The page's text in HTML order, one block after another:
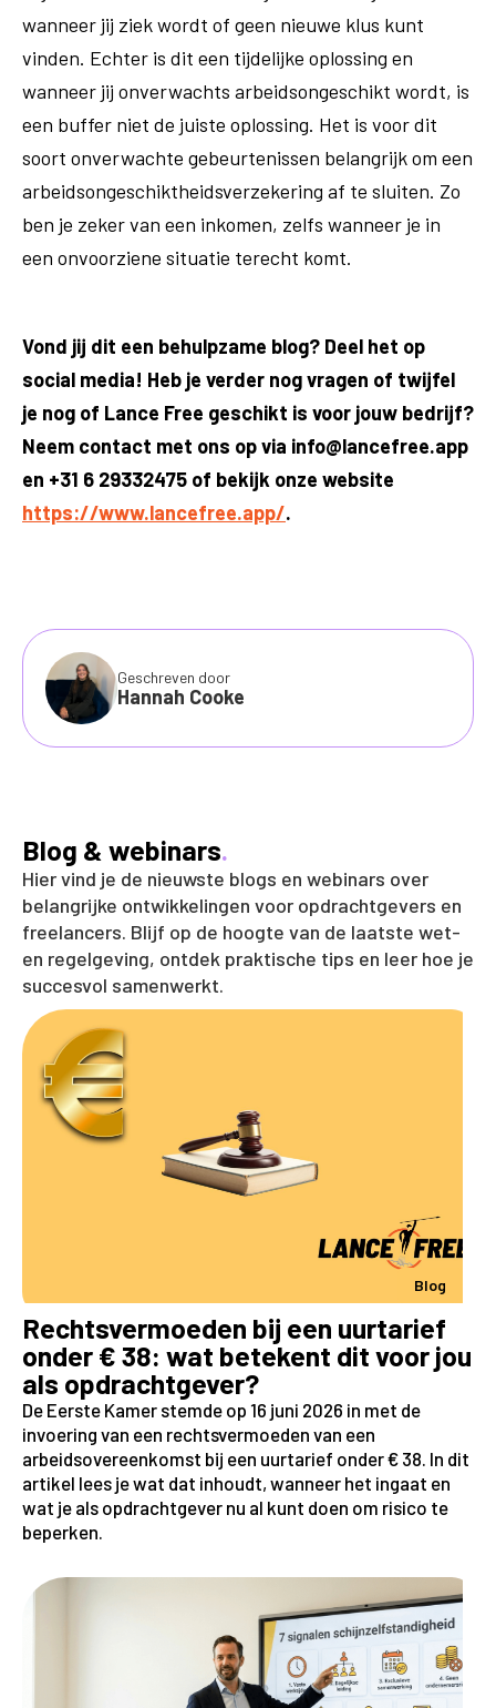
wanneer jij ziek wordt of geen nieuwe klus kunt
vinden. Echter is dit een tijdelijke oplossing en
wanneer jij onverwachts arbeidsongeschikt wordt, is
een buffer niet de juiste oplossing. Het is voor dit
soort onverwachte gebeurtenissen belangrijk om een
arbeidsongeschiktheidsverzekering af te sluiten. Zo
ben je zeker van een inkomen, zelfs wanneer je in
een onvoorziene situatie terecht komt.
Vond jij dit een behulpzame blog? Deel het op
social media! Heb je verder nog vragen of twijfel
je nog of Lance Free geschikt is voor jouw bedrijf?
Neem contact met ons op via info@lancefree.app
en +31 6 29332475 of bekijk onze website
https://www.lancefree.app/.
Geschreven door
Hannah Cooke
Blog & webinars.
Hier vind je de nieuwste blogs en webinars over
belangrijke ontwikkelingen voor opdrachtgevers en
freelancers. Blijf op de hoogte van de laatste wet-
en regelgeving, ontdek praktische tips en leer hoe je
succesvol samenwerkt.
Blog
Rechtsvermoeden bij een uurtarief
onder € 38: wat betekent dit voor jou
als opdrachtgever?
De Eerste Kamer stemde op 16 juni 2026 in met de
invoering van een rechtsvermoeden van een
arbeidsovereenkomst bij een uurtarief onder € 38. In dit
artikel lees je wat dat inhoudt, wanneer het ingaat en
wat je als opdrachtgever nu al kunt doen om risico te
beperken.